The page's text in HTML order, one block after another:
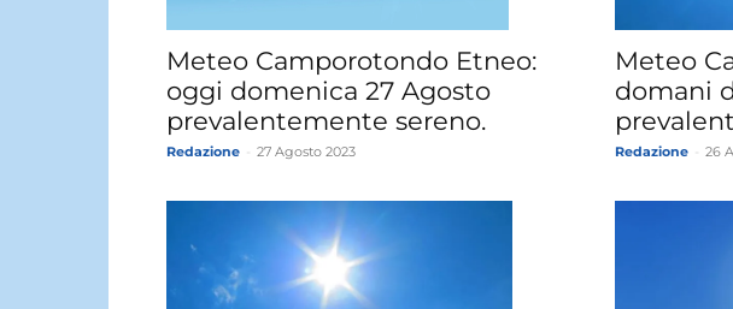
Meteo Camporotondo Etneo:
oggi domenica 27 Agosto
prevalentemente sereno.
Redazione 27 Agosto 2023
Meteo
domani
Redazione 26